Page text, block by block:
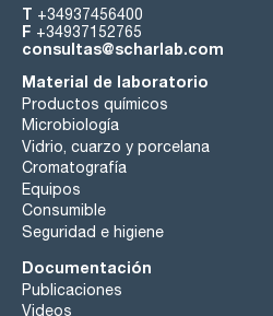
T +34937456400
F +34937152765
consultas@scharlab.com
Material de laboratorio
Productos químicos
Microbiología
Vidrio, cuarzo y porcelana
Cromatografía
Equipos
Consumible
Seguridad e higiene
Documentación
Publicaciones
Videos